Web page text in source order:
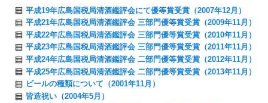
平成19年広島国税局清酒鑑評会にて優等賞受賞（2007年12月）
平成21年広島国税局清酒鑑評会 三部門優等賞受賞（2009年11月）
平成22年広島国税局清酒鑑評会 三部門優等賞受賞（2010年11月）
平成23年広島国税局清酒鑑評会 三部門優等賞受賞（2011年11月）
平成24年広島国税局清酒鑑評会 二部門優等賞受賞（2012年11月）
平成25年広島国税局清酒鑑評会 二部門優等賞受賞（2013年11月）
ビールの種類について（2001年11月）
皆造祝い（2004年5月）